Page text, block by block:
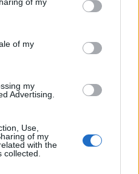
of my
my
Advertising.
Use,
of my
with the
recupera les Cases del Castell
turisme i
de paper guanyen força
amb més modistes i gairebé
2026